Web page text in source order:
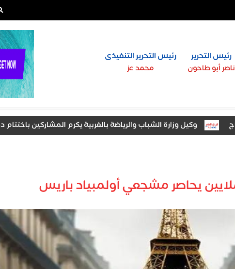
رئيس التحرير
ناصر أبو طاحون
رئيس التحرير التنفيذى
محمد عز
وكيل وزارة الشباب والرياضة بالغربية يكرم المشاركين باختتام دورة